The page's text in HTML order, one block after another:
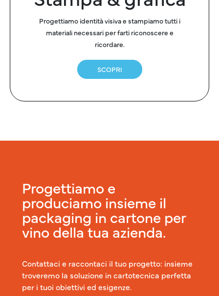
Progettiamo identità visiva e stampiamo tutti i
materiali necessari per farti riconoscere e
ricordare.
SCOPRI
Progettiamo e
produciamo insieme il
packaging in cartone per
vino della tua azienda.
Contattaci e raccontaci il tuo progetto: insieme
troveremo la soluzione in cartotecnica perfetta
per i tuoi obiettivi ed esigenze.